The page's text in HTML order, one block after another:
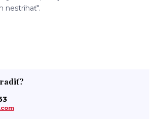
nestrihať".